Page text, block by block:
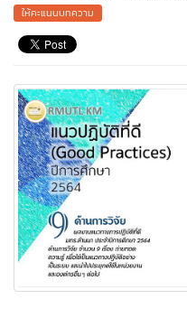
ให้คะแนนบทความ